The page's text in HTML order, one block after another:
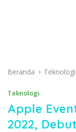
Beranda Teknologi
Teknologi
Apple
2022,